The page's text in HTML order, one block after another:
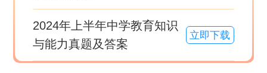
2024年上半年中学教育知识
与能力真题及答案
立即下载